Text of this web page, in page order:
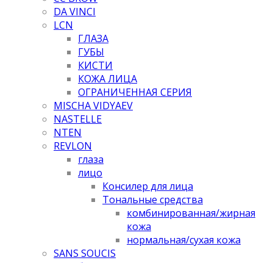
DA VINCI
LCN
ГЛАЗА
ГУБЫ
КИСТИ
КОЖА ЛИЦА
ОГРАНИЧЕННАЯ СЕРИЯ
MISCHA VIDYAEV
NASTELLE
NTEN
REVLON
глаза
лицо
Консилер для лица
Тональные средства
комбинированная/жирная
кожа
нормальная/cухая кожа
SANS SOUCIS